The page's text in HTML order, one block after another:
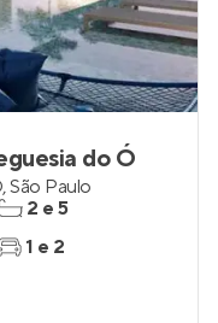
do Ó
,São Paulo
2 e 5
1 e 2